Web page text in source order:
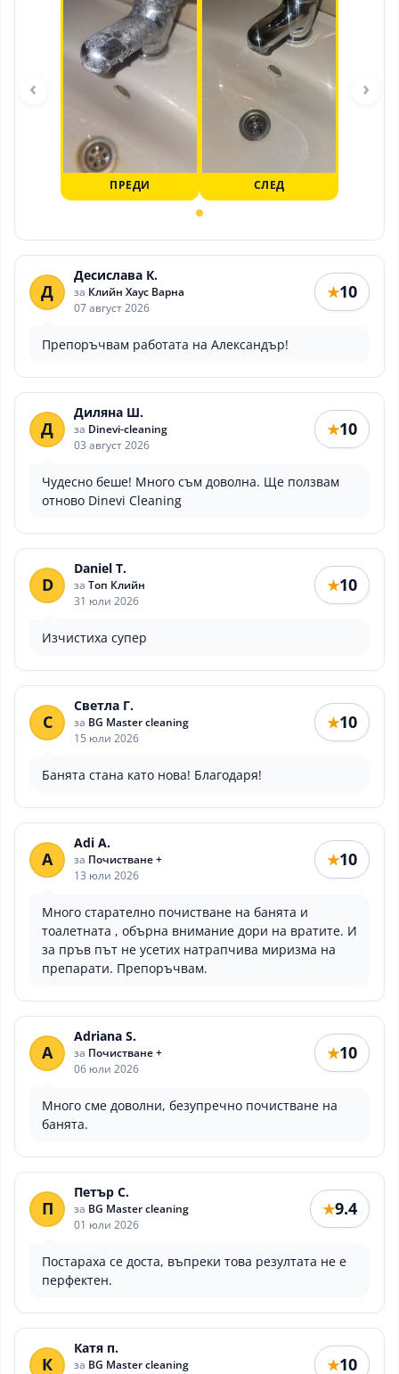
ПРЕДИ СЛЕД
‹ ›
Д
Десислава К.
за Клийн Хаус Варна
07 август 2026
★10
Препоръчвам работата на Александър!
Д
Диляна Ш.
за Dinevi-cleaning
03 август 2026
★10
Чудесно беше! Много съм доволна. Ще ползвам
отново Dinevi Cleaning
D
Daniel T.
за Топ Клийн
31 юли 2026
★10
Изчистиха супер
С
Светла Г.
за BG Master cleaning
15 юли 2026
★10
Банята стана като нова! Благодаря!
A
Adi A.
за Почистване +
13 юли 2026
★10
Много старателно почистване на банята и
тоалетната , обърна внимание дори на вратите. И
за пръв път не усетих натрапчива миризма на
препарати. Препоръчвам.
A
Adriana S.
за Почистване +
06 юли 2026
★10
Много сме доволни, безупречно почистване на
банята.
П
Петър С.
за BG Master cleaning
01 юли 2026
★9.4
Постараха се доста, въпреки това резултата не е
перфектен.
К
Катя п.
за BG Master cleaning
★10